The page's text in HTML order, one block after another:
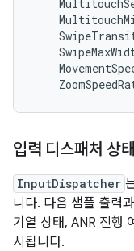
입력 디스패처 상태
InputDispatcher
니다. 다음 샘플 출력
기열 상태, ANR 진행
시됩니다.